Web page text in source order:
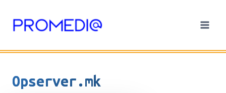
content
Opserver.mk